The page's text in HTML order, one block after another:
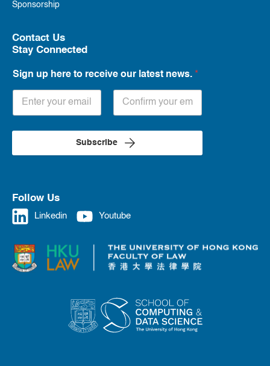
Sponsorship
Contact Us
Stay Connected
Sign up here to receive our latest news. *
Subscribe
Follow Us
Linkedin Youtube